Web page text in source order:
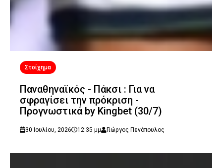
Στοίχημα
Παναθηναϊκός - Πάκσι : Για να
σφραγίσει την πρόκριση -
Προγνωστικά by Kingbet (30/7)
30 Ιουλίου, 2026 12:35 μμ Γιώργος Πενόπουλος